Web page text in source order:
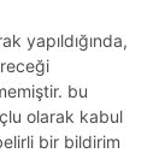
yapıldığında,
bu
olarak kabul
bir bildirim